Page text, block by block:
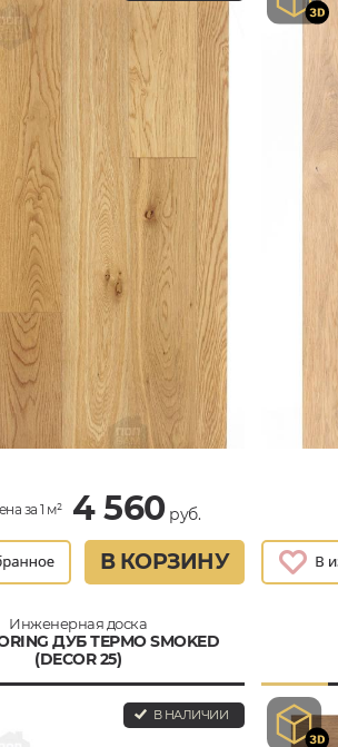
за 1 м² 4 560руб.
В КОРЗИНУ
Инженерная доска
ДУБ ТЕРМО SMOKED
(DECOR 25)
В НАЛИЧИИ